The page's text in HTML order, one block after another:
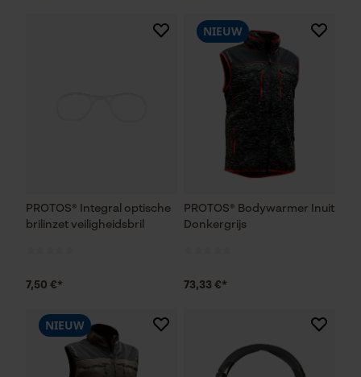
PROTOS® Integral optische
brilinzet veiligheidsbril
7,50 €*
PROTOS® Bodywarmer Inuit
Donkergrijs
NIEUW
73,33 €*
NIEUW